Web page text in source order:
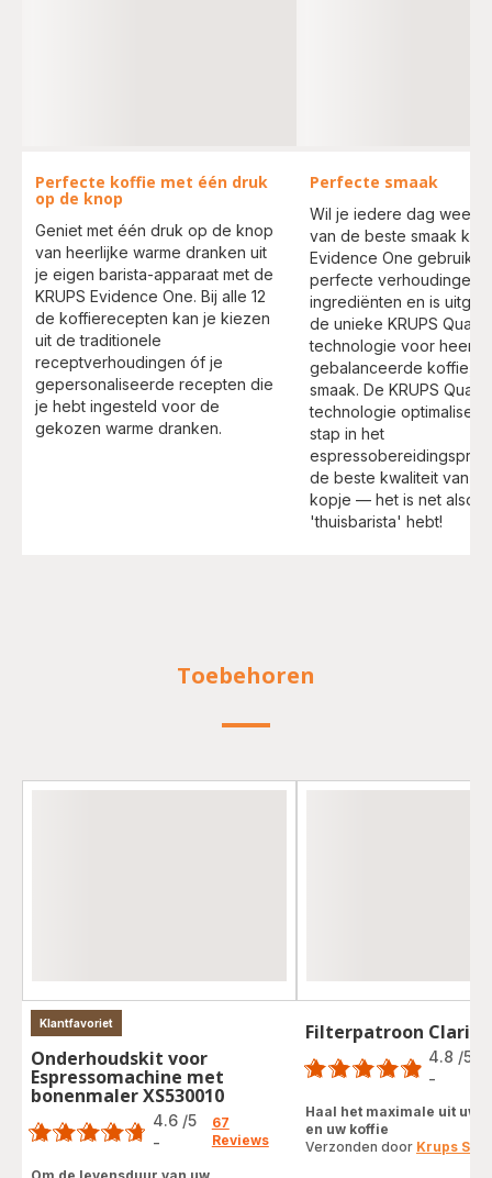
Perfecte koffie met één druk
op de knop
Geniet met één druk op de knop
van heerlijke warme dranken uit
je eigen barista-apparaat met de
KRUPS Evidence One. Bij alle 12
de koffierecepten kan je kiezen
uit de traditionele
receptverhoudingen óf je
gepersonaliseerde recepten die
je hebt ingesteld voor de
gekozen warme dranken.
Perfecte smaak
Wil je iedere dag weer
van de beste smaak
Evidence One gebruikt
perfecte verhoudingen
ingrediënten en is
de unieke KRUPS
technologie voor
gebalanceerde koffie,
smaak. De KRUPS
technologie
stap in het
de beste kwaliteit van
kopje — het is net alsof
'thuisbarista' hebt!
Toebehoren
Klantfavoriet
Onderhoudskit voor
Espressomachine met
bonenmaler XS530010
Score
4.6 /5
-
67
Reviews
Om de levensduur van uw
Filterpatroon Claris
Score
4.8 /5
-
Haal het maximale uit uw
en uw koffie
Verzonden door Krups